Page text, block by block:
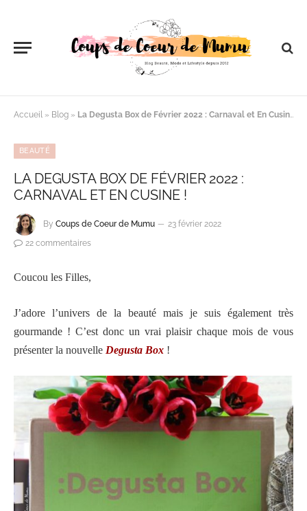
Accueil » Blog » La Degusta Box de Février 2022 : Carnaval et En Cusine !
BEAUTÉ
LA DEGUSTA BOX DE FÉVRIER 2022 :
CARNAVAL ET EN CUSINE !
By Coups de Coeur de Mumu
23 février 2022
22 commentaires
Coucou les Filles,
J’adore l’univers de la beauté mais je suis également très
gourmande ! C’est donc un vrai plaisir chaque mois de vous
présenter la nouvelle Degusta Box !